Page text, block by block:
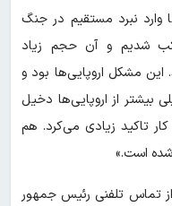
وارد نبرد مستقیم در جنگ
شدیم و آن حجم زیاد
مشکل اروپایی‌ها بود و
بیشتر از اروپایی‌ها دخیل
تاکید زیادی می‌کرد. هم
است.»
تماس تلفنی رئیس جمهور